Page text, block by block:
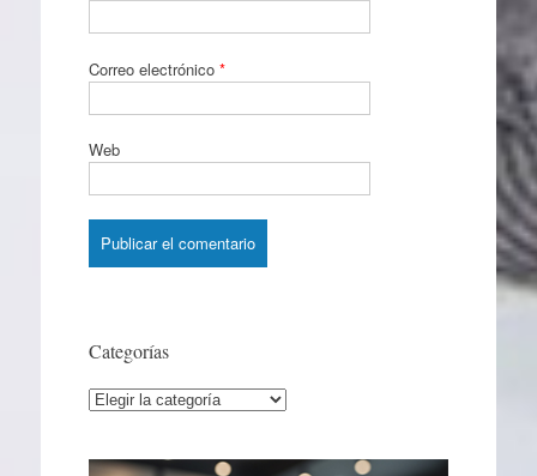
Correo electrónico *
Web
Categorías
Categorías